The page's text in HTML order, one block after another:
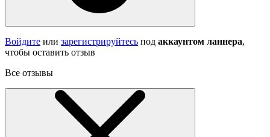
Войдите или зарегистрируйтесь под аккаунтом ланнера,
чтобы оставить отзыв
Все отзывы